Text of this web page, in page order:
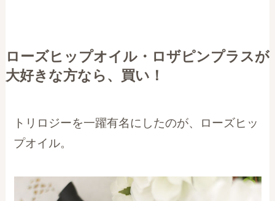
ローズヒップオイル・ロザピンプラスが
大好きな方なら、買い！
トリロジーを一躍有名にしたのが、ローズヒッ
プオイル。